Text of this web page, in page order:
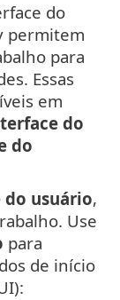
do
permitem
para
Essas
em
do
do
do usuário,
Use
para
de início